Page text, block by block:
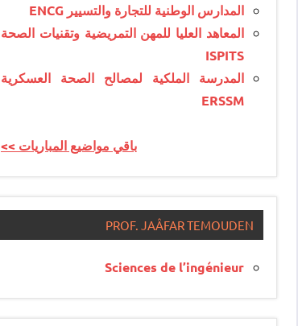
المدارس الوطنية للتجارة والتسيير ENCG
المعاهد العليا للمهن التمريضية وتقنيات الصحة
ISPITS
المدرسة الملكية لمصالح الصحة العسكرية
ERSSM
<< باقي مواضيع المباريات
PROF. JAÂFAR TEMOUDEN
Sciences de l’ingénieur